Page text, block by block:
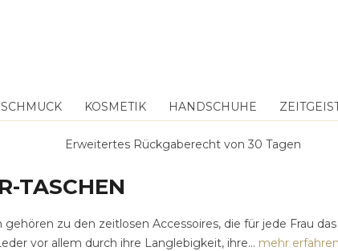
SCHMUCK KOSMETIK HANDSCHUHE
Erweitertes Rückgaberecht von 30 Tagen
TASCHEN
gehören zu den zeitlosen Accessoires, die für jede Frau
vor allem durch ihre Langlebigkeit, ihre... mehr